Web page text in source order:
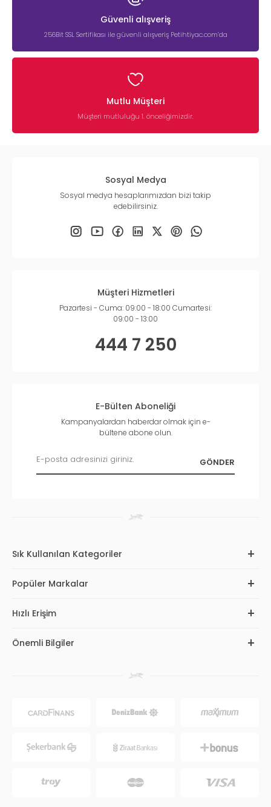
Güvenli alışveriş
256Bit SSL Sertifikası ile güvenli alışveriş Petihtiyac.com’da
Mutlu Müşteri
Müşteri mutluluğu 1. önceliğimizdir.
Sosyal Medya
Sosyal medya hesaplarımızdan bizi takip
edebilirsiniz.
Müşteri Hizmetleri
Pazartesi - Cuma: 09:00 - 18:00 Cumartesi:
09:00 - 13:00
444 7 250
E-Bülten Aboneliği
Kampanyalardan haberdar olmak için e-
bültene abone olun.
Sık Kullanılan Kategoriler
Popüler Markalar
Hızlı Erişim
Önemli Bilgiler